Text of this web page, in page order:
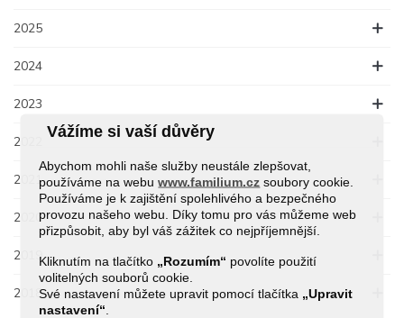
Vážíme si vaší důvěry
Abychom mohli naše služby neustále zlepšovat,
používáme na webuwww.familium.cz soubory cookie.
Používáme je k zajištění spolehlivého a bezpečného
provozu našeho webu. Díky tomu pro vás můžeme web
přizpůsobit, aby byl váš zážitek co nejpříjemnější.
Kliknutím na tlačítko „Rozumím“ povolíte použití
volitelných souborů cookie.
Své nastavení můžete upravit pomocí tlačítka „Upravit
nastavení“
2025
2024
2023
2022
2021
2020
2019
2018